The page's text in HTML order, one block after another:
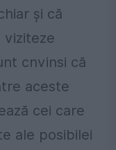
şi că
viziteze
cnvinsi că
aceste
cei care
ale posibilei